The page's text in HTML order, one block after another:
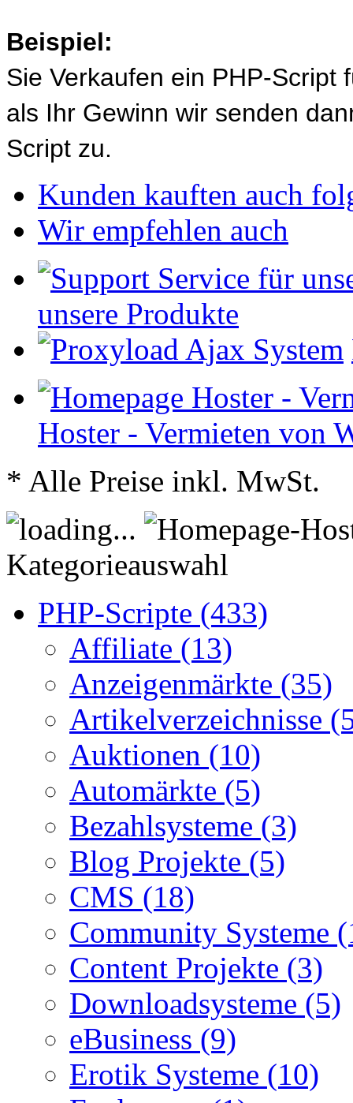
Beispiel:
Sie Verkaufen ein PHP-Script
als Ihr Gewinn wir senden
Script zu.
Kunden kauften auch
Wir empfehlen auch
unsere Produkte
Hoster - Vermieten von
* Alle Preise inkl. MwSt.
Kategorieauswahl
PHP-Scripte (433)
Affiliate (13)
Anzeigenmärkte (35)
Artikelverzeichnisse
Auktionen (10)
Automärkte (5)
Bezahlsysteme (3)
Blog Projekte (5)
CMS (18)
Community Systeme
Content Projekte (3)
Downloadsysteme (5)
eBusiness (9)
Erotik Systeme (10)